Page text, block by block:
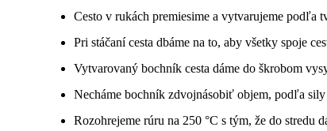
Cesto v rukách premiesime a vytvarujeme podľa
Pri stáčaní cesta dbáme na to, aby všetky spoje
Vytvarovaný bochník cesta dáme do škrobom
Necháme bochník zdvojnásobiť objem, podľa
Rozohrejeme rúru na 250 °C s tým, že do stredu